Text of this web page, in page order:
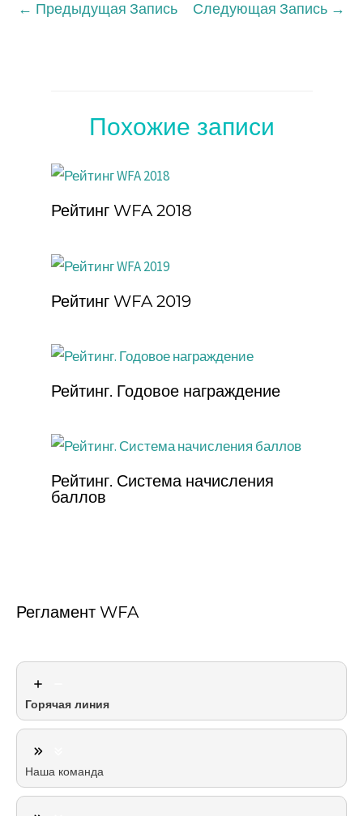
← Предыдущая Запись Следующая Запись →
Похожие записи
Рейтинг WFA 2018
Рейтинг WFA 2019
Рейтинг. Годовое награждение
Рейтинг. Система начисления
баллов
Регламент WFA
Горячая линия
Наша команда